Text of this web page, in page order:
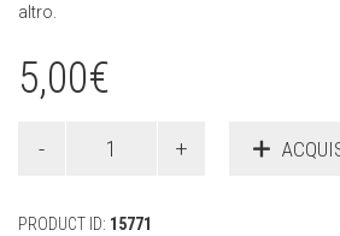
altro.
5,00€
PRODUCT ID: 15771